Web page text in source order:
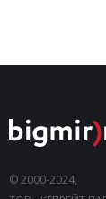
© 2000-2024,